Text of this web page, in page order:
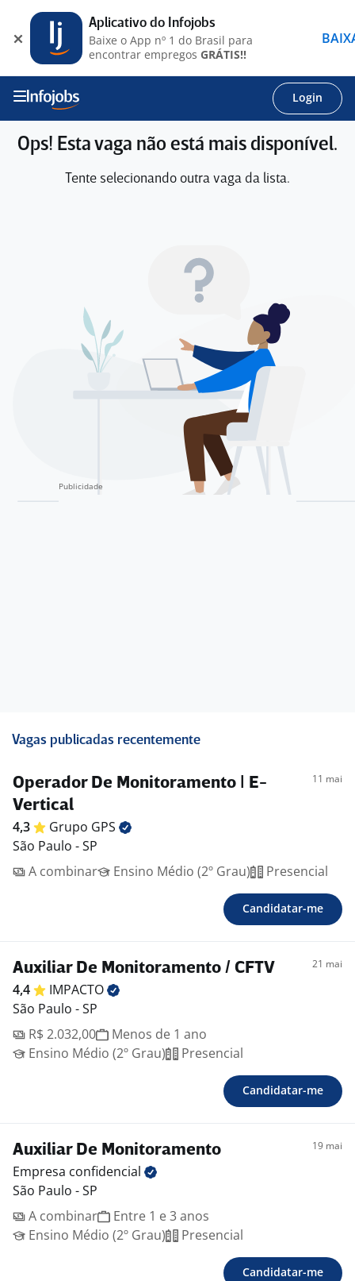
Login
Ops! Esta vaga não está mais disponível.
Tente selecionando outra vaga da lista.
Vagas publicadas recentemente
Operador De Monitoramento | E-
Vertical
11 mai
4,3 Grupo GPS
São Paulo - SP
A combinar
Ensino Médio (2º Grau) Presencial
Candidatar-me
Auxiliar De Monitoramento / CFTV 21 mai
4,4
IMPACTO
São Paulo - SP
R$ 2.032,00
Menos de 1 ano
Ensino Médio (2º Grau)
Presencial
Candidatar-me
Auxiliar De Monitoramento 19 mai
Empresa confidencial
São Paulo - SP
A combinar
Entre 1 e 3 anos
Ensino Médio (2º Grau)
Presencial
Candidatar-me
Aplicativo do Infojobs
Baixe o App nº 1 do Brasil para
encontrar empregos GRÁTIS!!